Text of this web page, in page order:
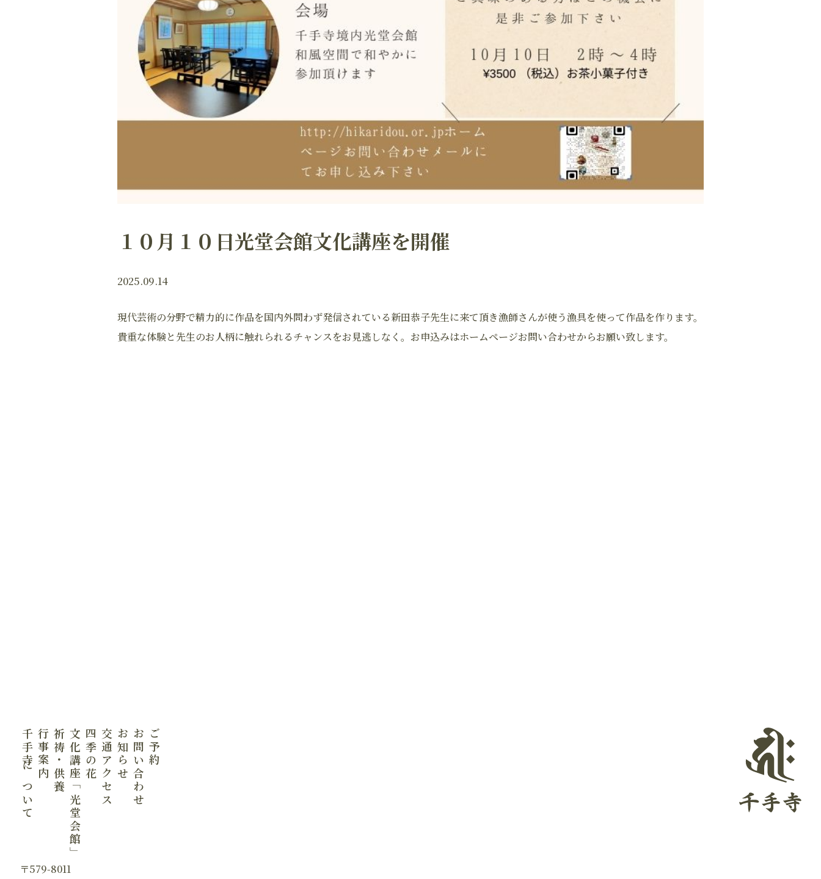
１０月１０日光堂会館文化講座を開催
2025.09.14
現代芸術の分野で精力的に作品を国内外問わず発信されている新田恭子先生に来て頂き漁師さんが使う漁具を使って作品を作ります。
貴重な体験と先生のお人柄に触れられるチャンスをお見逃しなく。お申込みはホームページお問い合わせからお願い致します。
千手寺について行事案内祈祷・供養文化講座「光堂会館」四季の花交通アクセスお知らせお問い合わせご予約
〒579-8011